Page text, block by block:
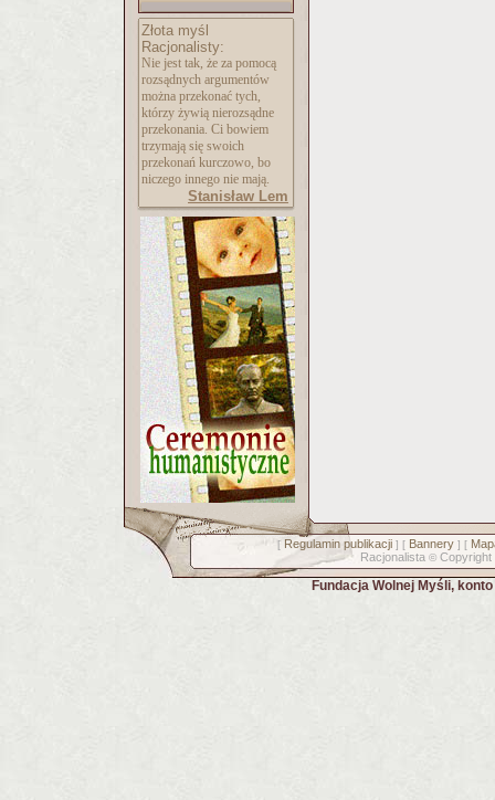
Złota myśl
Racjonalisty:
Nie jest tak, że za pomocą
rozsądnych argumentów
można przekonać tych,
którzy żywią nierozsądne
przekonania. Ci bowiem
trzymają się swoich
przekonań kurczowo, bo
niczego innego nie mają.
Stanisław Lem
[ Regulamin publikacji] [ Bannery] [
Racjonalista © Copyright
Fundacja Wolnej Myśli,